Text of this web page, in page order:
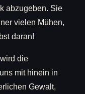
abzugeben. Sie
vielen Mühen,
daran!
die
mit hinein in
Gewalt,